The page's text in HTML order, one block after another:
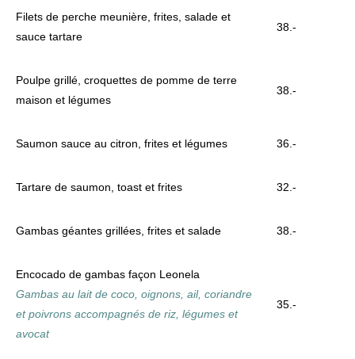
Filets de perche meunière, frites, salade et
sauce tartare
38.-
Poulpe grillé, croquettes de pomme de terre
maison et légumes
38.-
Saumon sauce au citron, frites et légumes 36.-
Tartare de saumon, toast et frites 32.-
Gambas géantes grillées, frites et salade 38.-
Encocado de gambas façon Leonela
Gambas au lait de coco, oignons, ail, coriandre
et poivrons accompagnés de riz, légumes et
avocat
35.-